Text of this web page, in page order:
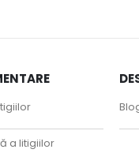
a litigiilor